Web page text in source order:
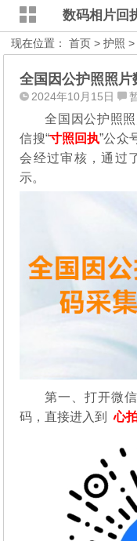
数码相片回
现在位置：首页 >护照 >
全国因公护照照
2024年10月15日
全国因公护照
信搜“寸照回执”公众
会经过审核，通过
示。
第一、打开微
码，直接进入到心